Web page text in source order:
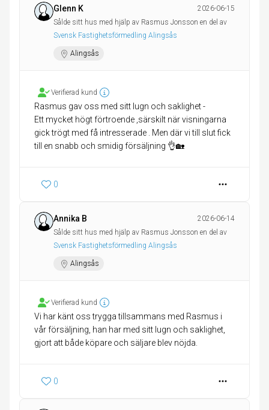
Glenn K
2026-06-15
Sålde sitt hus med hjälp av Rasmus Jonsson en del av
Svensk Fastighetsförmedling Alingsås
Alingsås
Verifierad kund
Rasmus gav oss med sitt lugn och saklighet -
Ett mycket högt förtroende ,särskilt när visningarna
gick trögt med få intresserade . Men där vi till slut fick
till en snabb och smidig försäljning 👌🏡
0
Annika B
2026-06-14
Sålde sitt hus med hjälp av Rasmus Jonsson en del av
Svensk Fastighetsförmedling Alingsås
Alingsås
Verifierad kund
Vi har känt oss trygga tillsammans med Rasmus i
vår försäljning, han har med sitt lugn och saklighet,
gjort att både köpare och säljare blev nöjda.
0